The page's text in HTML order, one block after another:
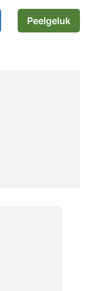
Peelgeluk